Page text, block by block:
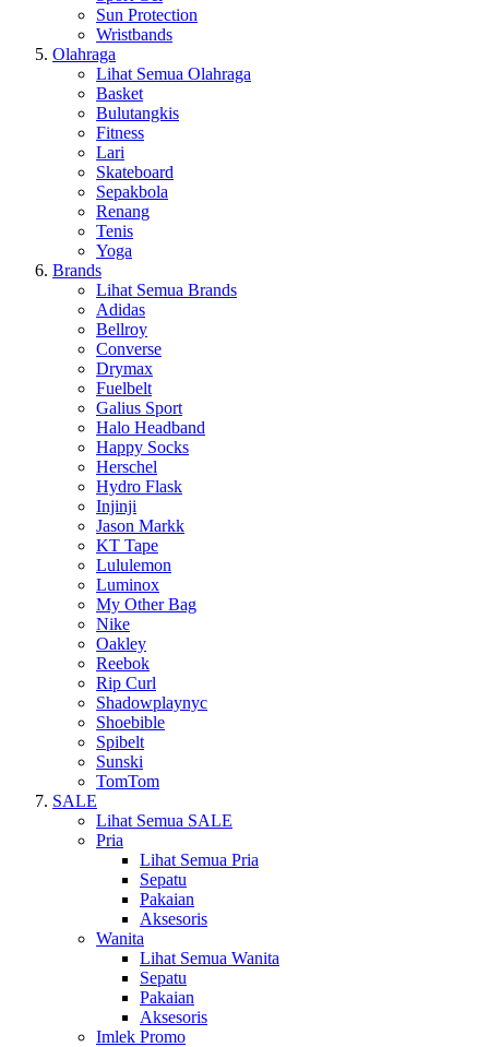
Sun Protection
Wristbands
Olahraga
Lihat Semua Olahraga
Basket
Bulutangkis
Fitness
Lari
Skateboard
Sepakbola
Renang
Tenis
Yoga
Brands
Lihat Semua Brands
Adidas
Bellroy
Converse
Drymax
Fuelbelt
Galius Sport
Halo Headband
Happy Socks
Herschel
Hydro Flask
Injinji
Jason Markk
KT Tape
Lululemon
Luminox
My Other Bag
Nike
Oakley
Reebok
Rip Curl
Shadowplaynyc
Shoebible
Spibelt
Sunski
TomTom
SALE
Lihat Semua SALE
Pria
Lihat Semua Pria
Sepatu
Pakaian
Aksesoris
Wanita
Lihat Semua Wanita
Sepatu
Pakaian
Aksesoris
Imlek Promo